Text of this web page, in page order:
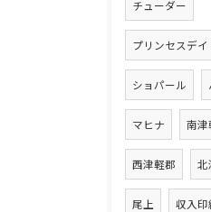
チューダー
プリンセスデ
ショパール
マヒナ 南津
西津軽郡 北
尾上 収入印